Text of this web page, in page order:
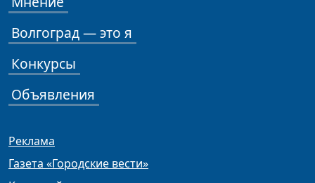
Волгоград — это я
Конкурсы
Объявления
Реклама
Газета «Городские вести»